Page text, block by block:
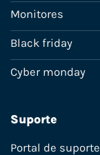
Monitores
Black friday
Cyber monday
Suporte
Portal de suporte